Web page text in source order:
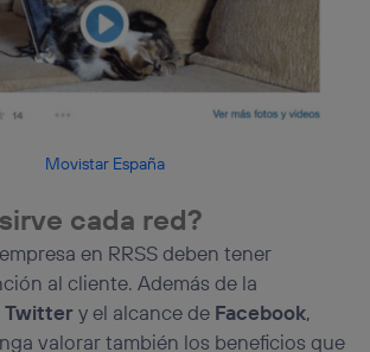
Movistar España
cada red?
en RRSS deben tener
al cliente. Además de la
Twittery el alcance de Facebook,
valorar también los beneficios que